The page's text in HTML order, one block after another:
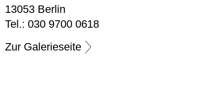
13053 Berlin
Tel.: 030 9700 0618
Zur Galerieseite